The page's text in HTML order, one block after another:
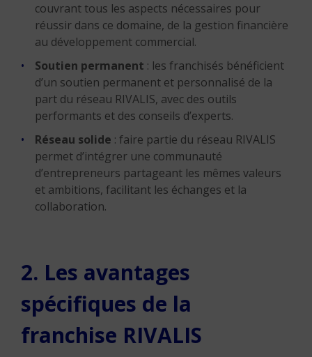
couvrant tous les aspects nécessaires pour
réussir dans ce domaine, de la gestion financière
au développement commercial.
Soutien permanent : les franchisés bénéficient
d’un soutien permanent et personnalisé de la
part du réseau RIVALIS, avec des outils
performants et des conseils d’experts.
Réseau solide : faire partie du réseau RIVALIS
permet d’intégrer une communauté
d’entrepreneurs partageant les mêmes valeurs
et ambitions, facilitant les échanges et la
collaboration.
2. Les avantages
spécifiques de la
franchise RIVALIS